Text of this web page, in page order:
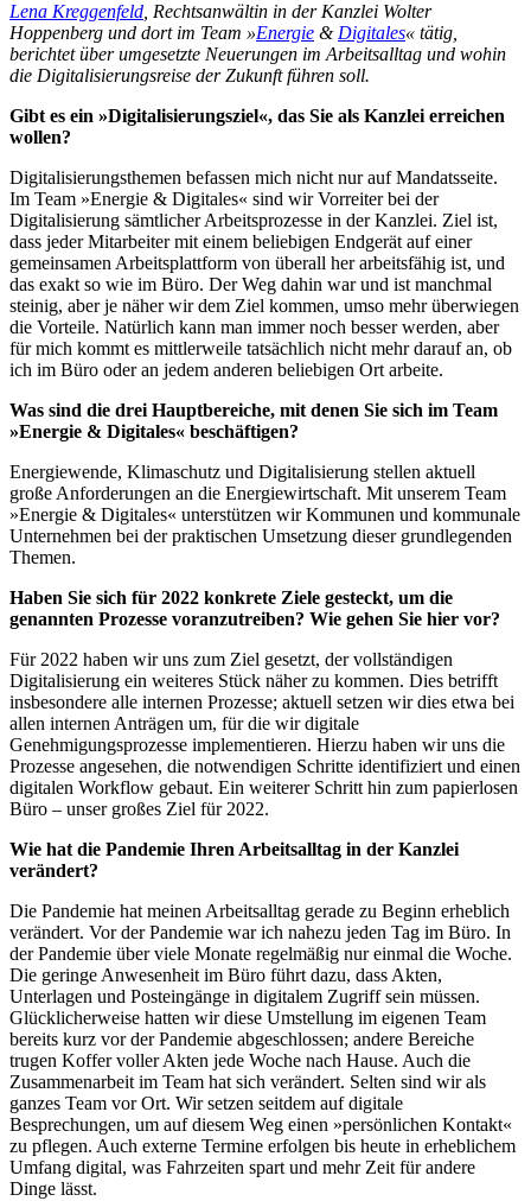
Lena Kreggenfeld , Rechtsanwältin in der Kanzlei Wolter
Hoppenberg und dort im Team »Energie & Digitales« tätig,
berichtet über umgesetzte Neuerungen im Arbeitsalltag und wohin
die Digitalisierungsreise der Zukunft führen soll.
Gibt es ein »Digitalisierungsziel«, das Sie als Kanzlei erreichen
wollen?
Digitalisierungsthemen befassen mich nicht nur auf Mandatsseite.
Im Team »Energie & Digitales« sind wir Vorreiter bei der
Digitalisierung sämtlicher Arbeitsprozesse in der Kanzlei. Ziel ist,
dass jeder Mitarbeiter mit einem beliebigen Endgerät auf einer
gemeinsamen Arbeitsplattform von überall her arbeitsfähig ist, und
das exakt so wie im Büro. Der Weg dahin war und ist manchmal
steinig, aber je näher wir dem Ziel kommen, umso mehr überwiegen
die Vorteile. Natürlich kann man immer noch besser werden, aber
für mich kommt es mittlerweile tatsächlich nicht mehr darauf an, ob
ich im Büro oder an jedem anderen beliebigen Ort arbeite.
Was sind die drei Hauptbereiche, mit denen Sie sich im Team
»Energie & Digitales« beschäftigen?
Energiewende, Klimaschutz und Digitalisierung stellen aktuell
große Anforderungen an die Energiewirtschaft. Mit unserem Team
»Energie & Digitales« unterstützen wir Kommunen und kommunale
Unternehmen bei der praktischen Umsetzung dieser grundlegenden
Themen.
Haben Sie sich für 2022 konkrete Ziele gesteckt, um die
genannten Prozesse voranzutreiben? Wie gehen Sie hier vor?
Für 2022 haben wir uns zum Ziel gesetzt, der vollständigen
Digitalisierung ein weiteres Stück näher zu kommen. Dies betrifft
insbesondere alle internen Prozesse; aktuell setzen wir dies etwa bei
allen internen Anträgen um, für die wir digitale
Genehmigungsprozesse implementieren. Hierzu haben wir uns die
Prozesse angesehen, die notwendigen Schritte identifiziert und einen
digitalen Workflow gebaut. Ein weiterer Schritt hin zum papierlosen
Büro – unser großes Ziel für 2022.
Wie hat die Pandemie Ihren Arbeitsalltag in der Kanzlei
verändert?
Die Pandemie hat meinen Arbeitsalltag gerade zu Beginn erheblich
verändert. Vor der Pandemie war ich nahezu jeden Tag im Büro. In
der Pandemie über viele Monate regelmäßig nur einmal die Woche.
Die geringe Anwesenheit im Büro führt dazu, dass Akten,
Unterlagen und Posteingänge in digitalem Zugriff sein müssen.
Glücklicherweise hatten wir diese Umstellung im eigenen Team
bereits kurz vor der Pandemie abgeschlossen; andere Bereiche
trugen Koffer voller Akten jede Woche nach Hause. Auch die
Zusammenarbeit im Team hat sich verändert. Selten sind wir als
ganzes Team vor Ort. Wir setzen seitdem auf digitale
Besprechungen, um auf diesem Weg einen »persönlichen Kontakt«
zu pflegen. Auch externe Termine erfolgen bis heute in erheblichem
Umfang digital, was Fahrzeiten spart und mehr Zeit für andere
Dinge lässt.